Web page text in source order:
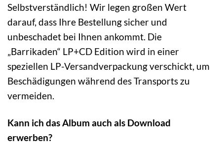
Selbstverständlich! Wir legen großen Wert
darauf, dass Ihre Bestellung sicher und
unbeschadet bei Ihnen ankommt. Die
„Barrikaden“ LP+CD Edition wird in einer
speziellen LP-Versandverpackung verschickt, um
Beschädigungen während des Transports zu
vermeiden.
Kann ich das Album auch als Download
erwerben?